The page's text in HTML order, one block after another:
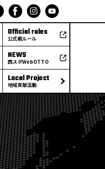
Official rules
公式戦ルール
NEWS
西スポWebOTTO
Local Project
地域貢献活動